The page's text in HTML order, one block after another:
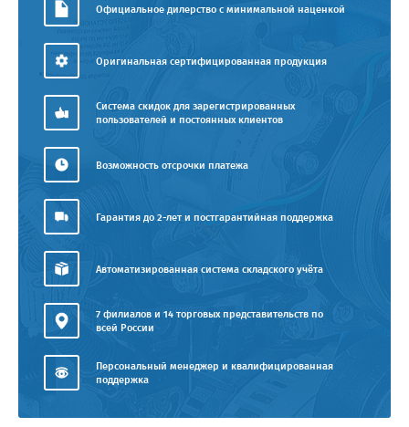
Официальное дилерство с минимальной наценкой
Оригинальная сертифицированная продукция
Система скидок для зарегистрированных
пользователей и постоянных клиентов
Возможность отсрочки платежа
Гарантия до 2-лет и постгарантийная поддержка
Автоматизированная система складского учёта
7 филиалов и 14 торговых представительств по
всей России
Персональный менеджер и квалифицированная
поддержка